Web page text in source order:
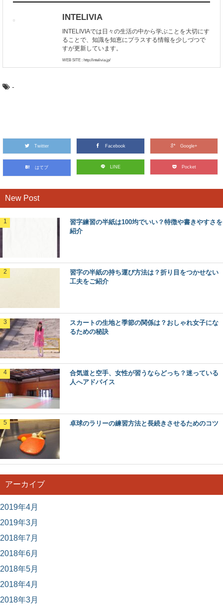
INTELIVIA
INTELIVIAでは日々の生活の中から学ぶことを大切にす
ることで、知識を知恵にプラスする情報を少しづつで
すが更新しています。
WEB SITE : http://intelivia.jp/
-
Twitter Facebook Google+
はてブ LINE Pocket
New Post
習字練習の半紙は100均でいい？特徴や書きやすさを
紹介
習字の半紙の持ち運び方法は？折り目をつかせない
工夫をご紹介
スカートの生地と季節の関係は？おしゃれ女子にな
るための秘訣
合気道と空手、女性が習うならどっち？迷っている
人へアドバイス
卓球のラリーの練習方法と長続きさせるためのコツ
アーカイブ
2019年4月
2019年3月
2018年7月
2018年6月
2018年5月
2018年4月
2018年3月